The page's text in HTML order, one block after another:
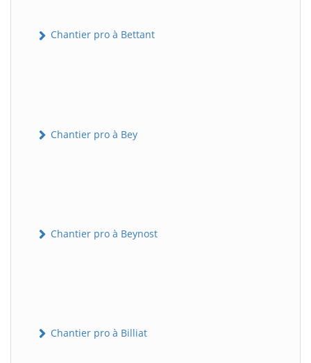
Chantier pro à Bettant
Chantier pro à Bey
Chantier pro à Beynost
Chantier pro à Billiat